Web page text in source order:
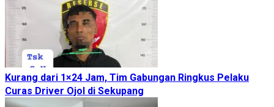
Kurang dari 1×24 Jam, Tim Gabungan Ringkus Pelaku
Curas Driver Ojol di Sekupang